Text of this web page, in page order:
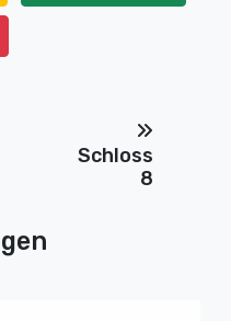
Schloss
8